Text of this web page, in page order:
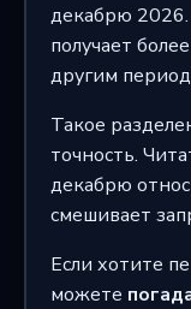
декабрю 2026.
получает
другим
Такое
точность.
декабрю
смешивает
Если хотите
можете